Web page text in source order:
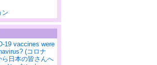
ン
19 vaccines were
(コロナ
日本の皆さんへ